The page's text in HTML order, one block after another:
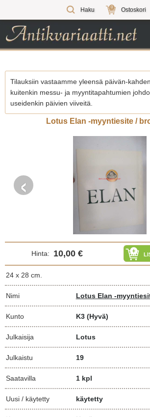
Haku 0 Ostoskori
Tilauksiin vastaamme yleensä päivän-
kuitenkin messu- ja myyntitapahtumien
useidenkin päivien viiveitä.
Lotus Elan -myyntiesite /
‹
Hinta: 10,00 €
24 x 28 cm.
Nimi Lotus Elan -
Kunto K3 (Hyvä)
Julkaisija Lotus
Julkaistu 19
Saatavilla 1 kpl
Uusi / käytetty käytetty